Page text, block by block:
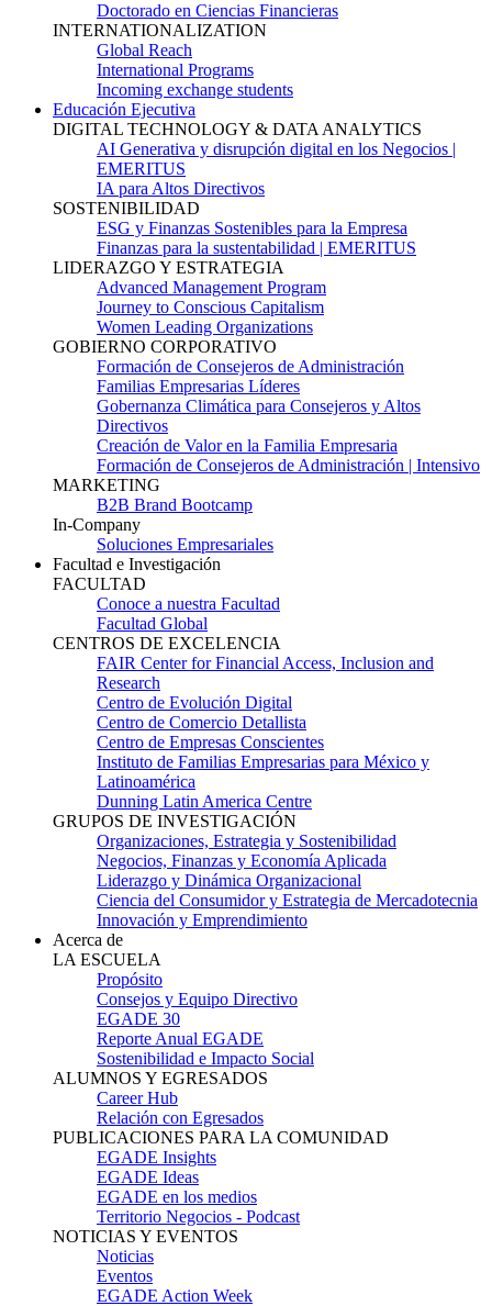
Doctorado en Ciencias Financieras
INTERNATIONALIZATION
Global Reach
International Programs
Incoming exchange students
Educación Ejecutiva
DIGITAL TECHNOLOGY & DATA ANALYTICS
AI Generativa y disrupción digital en los Negocios |
EMERITUS
IA para Altos Directivos
SOSTENIBILIDAD
ESG y Finanzas Sostenibles para la Empresa
Finanzas para la sustentabilidad | EMERITUS
LIDERAZGO Y ESTRATEGIA
Advanced Management Program
Journey to Conscious Capitalism
Women Leading Organizations
GOBIERNO CORPORATIVO
Formación de Consejeros de Administración
Familias Empresarias Líderes
Gobernanza Climática para Consejeros y Altos
Directivos
Creación de Valor en la Familia Empresaria
Formación de Consejeros de Administración | Intensivo
MARKETING
B2B Brand Bootcamp
In-Company
Soluciones Empresariales
Facultad e Investigación
FACULTAD
Conoce a nuestra Facultad
Facultad Global
CENTROS DE EXCELENCIA
FAIR Center for Financial Access, Inclusion and
Research
Centro de Evolución Digital
Centro de Comercio Detallista
Centro de Empresas Conscientes
Instituto de Familias Empresarias para México y
Latinoamérica
Dunning Latin America Centre
GRUPOS DE INVESTIGACIÓN
Organizaciones, Estrategia y Sostenibilidad
Negocios, Finanzas y Economía Aplicada
Liderazgo y Dinámica Organizacional
Ciencia del Consumidor y Estrategia de Mercadotecnia
Innovación y Emprendimiento
Acerca de
LA ESCUELA
Propósito
Consejos y Equipo Directivo
EGADE 30
Reporte Anual EGADE
Sostenibilidad e Impacto Social
ALUMNOS Y EGRESADOS
Career Hub
Relación con Egresados
PUBLICACIONES PARA LA COMUNIDAD
EGADE Insights
EGADE Ideas
EGADE en los medios
Territorio Negocios - Podcast
NOTICIAS Y EVENTOS
Noticias
Eventos
EGADE Action Week